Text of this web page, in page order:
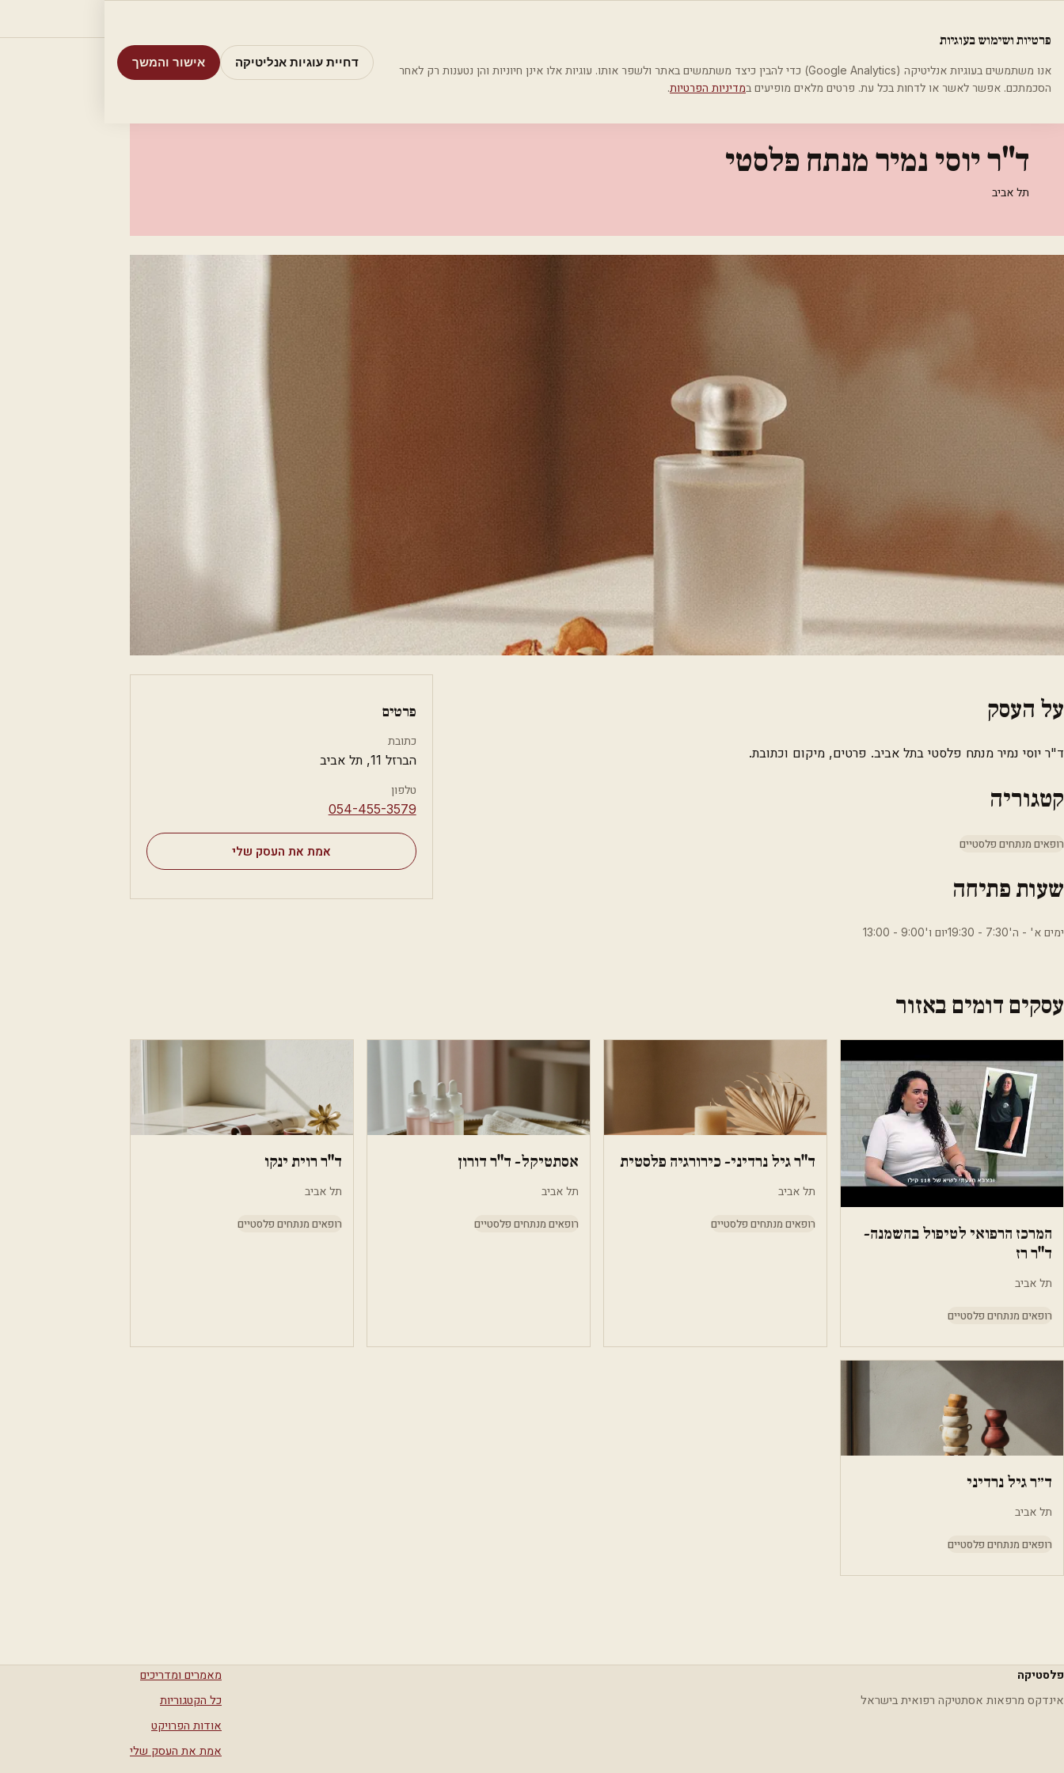
בית קטגוריות רופאים מנתחים פלסטיים
ד"ר יוסי נמיר מנתח פלסטי
תל אביב
על העסק
ד"ר יוסי נמיר מנתח פלסטי בתל אביב. פרטים, מיקום וכתובת.
קטגוריה
רופאים מנתחים פלסטיים
שעות פתיחה
ימים א' - ה'7:30 - 19:30יום ו'9:00 - 13:00
פרטים
כתובת
הברזל 11, תל אביב
טלפון
⁦054-455-3579⁩
אמת את העסק שלי
עסקים דומים באזור
המרכז הרפואי לטיפול בהשמנה-
ד"ר רז
תל אביב
רופאים מנתחים פלסטיים
ד"ר גיל נרדיני- כירורגיה פלסטית
תל אביב
רופאים מנתחים פלסטיים
אסתטיקל- ד"ר דורון
תל אביב
רופאים מנתחים פלסטיים
ד"ר רוית ינקו
תל אביב
רופאים מנתחים פלסטיים
ד״ר גיל נרדיני
תל אביב
רופאים מנתחים פלסטיים
פלסטיקה
אינדקס מרפאות אסתטיקה רפואית בישראל
מאמרים ומדריכים
כל הקטגוריות
אודות הפרויקט
אמת את העסק שלי
פרטיות ושימוש בעוגיות
אנו משתמשים בעוגיות אנליטיקה (Google Analytics) כדי להבין כיצד משתמשים באתר ולשפר אותו. עוגיות אלו אינן חיוניות והן נטענות רק לאחר
הסכמתכם. אפשר לאשר או לדחות בכל עת. פרטים מלאים מופיעים במדיניות הפרטיות.
דחיית עוגיות אנליטיקה אישור והמשך